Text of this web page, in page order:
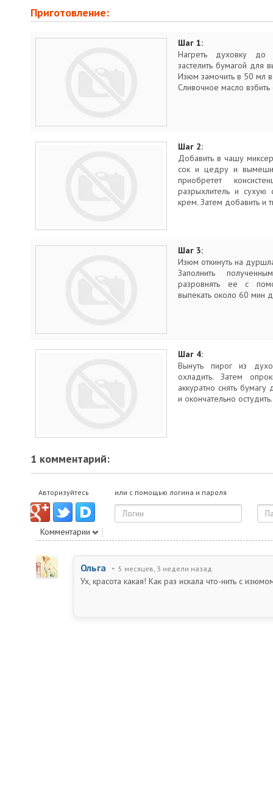
Приготовление:
Шаг 1:
Нагреть духовку
застелить бумагой для
Изюм замочить в 50 мл
Сливочное масло
Шаг 2:
Добавить в чашу
сок и цедру и
приобретет
разрыхлитель и сухую
крем. Затем добавить и
Шаг 3:
Изюм откинуть на
Заполнить
разровнять ее с
выпекать около 60 мин
Шаг 4:
Вынуть пирог из
охладить. Затем
аккуратно снять
и окончательно
1 комментарий:
Авторизуйтесь или с помощью логина и пароля
Комментарии
Ольга 5 месяцев, 3 недели назад
Ух, красота какая! Как раз искала что-нить с